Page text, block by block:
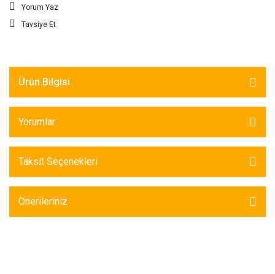
Yorum Yaz
Tavsiye Et
Ürün Bilgisi
Yorumlar
Taksit Seçenekleri
Önerileriniz